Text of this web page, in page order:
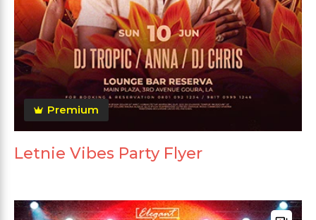
Premium
Letnie Vibes Party Flyer